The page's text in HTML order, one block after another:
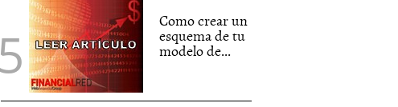
Como crear un
esquema de tu
modelo de...